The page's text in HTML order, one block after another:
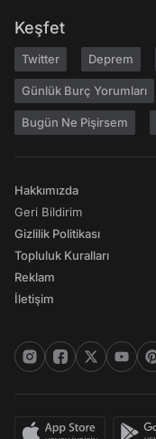
Keşfet
Twitter Deprem
Günlük Burç Yorumları
Bugün Ne Pişirsem
Hakkımızda
Geri Bildirim
Gizlilik Politikası
Topluluk Kuralları
Reklam
İletişim